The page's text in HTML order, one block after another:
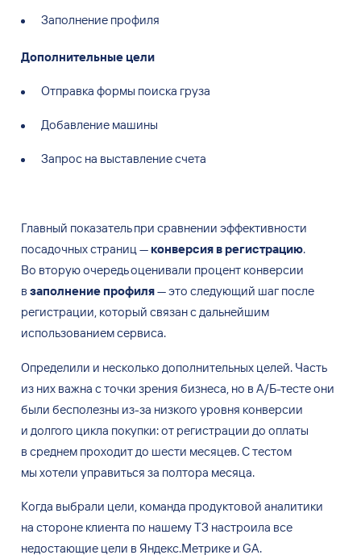
Заполнение профиля
Дополнительные цели
Отправка формы поиска груза
Добавление машины
Запрос на выставление счета
Главный показатель при сравнении эффективности
посадочных страниц— конверсия в регистрацию.
Во вторую очередь оценивали процент конверсии
в заполнение профиля—это следующий шаг после
регистрации, который связан сдальнейшим
использованием сервиса.
Определили и несколько дополнительных целей. Часть
из них важна сточки зрения бизнеса, но в А/Б-тесте они
были бесполезны из-за низкого уровня конверсии
и долгого цикла покупки: от регистрации до оплаты
в среднем проходит до шести месяцев. Стестом
мы хотели управиться за полтора месяца.
Когда выбрали цели, команда продуктовой аналитики
на стороне клиента по нашемуТЗ настроила все
недостающие цели в Яндекс.Метрике и GA.